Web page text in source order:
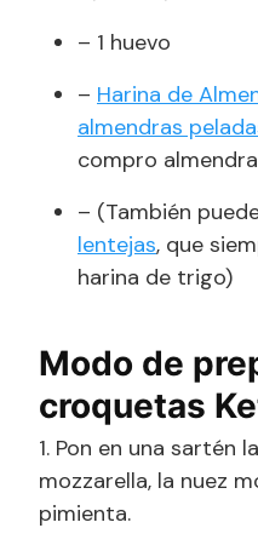
– 1 huevo
– Harina de
almendras
compro
– (También
lentejas, que
harina de trigo)
Modo de
croquetas
1. Pon en una sartén
mozzarella, la nuez
pimienta.